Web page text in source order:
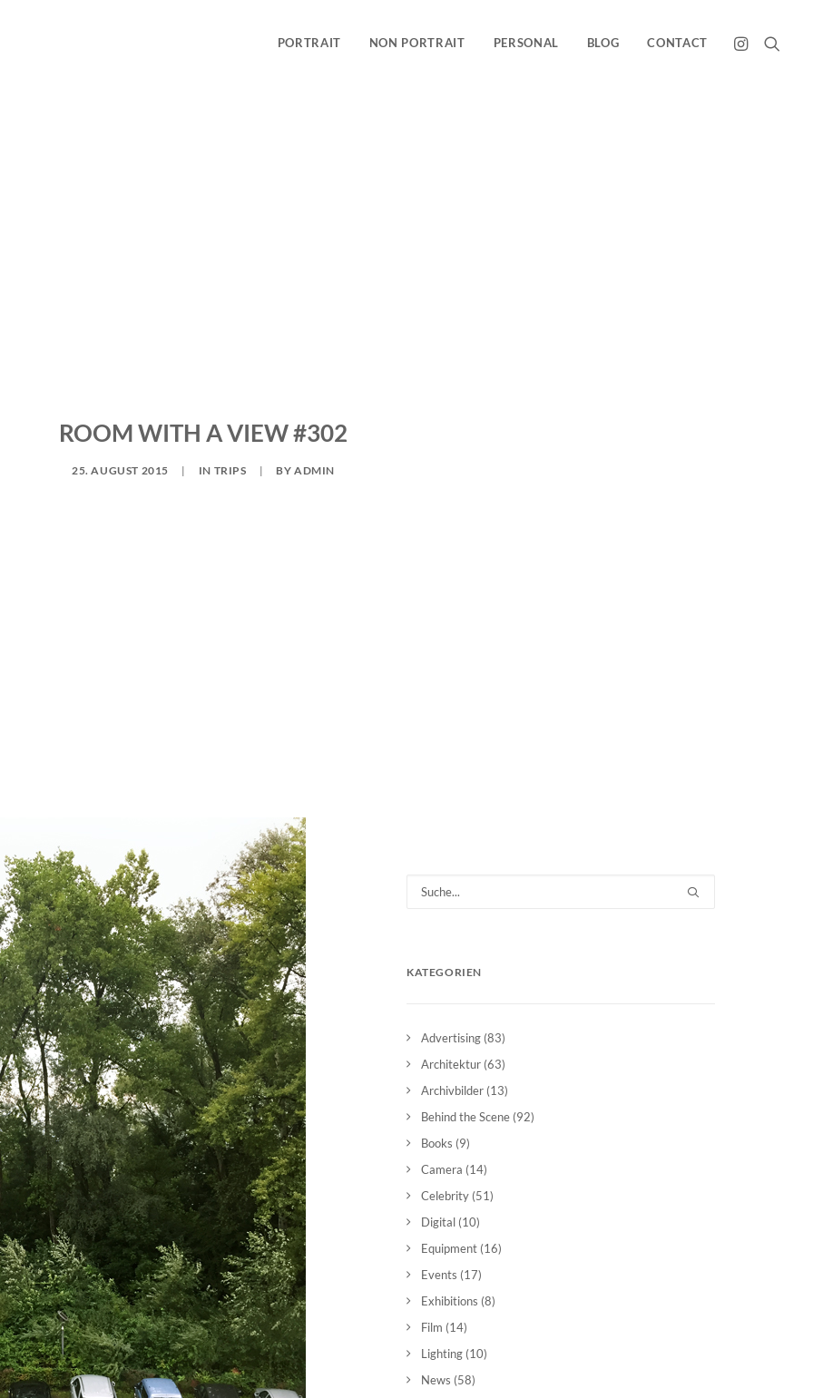
PORTRAIT NON PORTRAIT PERSONAL BLOG CONTACT
ROOM WITH A VIEW #302
25. AUGUST 2015 | IN TRIPS | BY ADMIN
KATEGORIEN
Advertising (83)
Architektur (63)
Archivbilder (13)
Behind the Scene (92)
Books (9)
Camera (14)
Celebrity (51)
Digital (10)
Equipment (16)
Events (17)
Exhibitions (8)
Film (14)
Lighting (10)
News (58)